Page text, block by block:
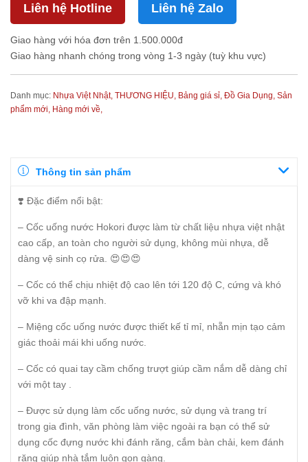
Liên hệ Hotline Liên hệ Zalo
Giao hàng với hóa đơn trên 1.500.000đ
Giao hàng nhanh chóng trong vòng 1-3 ngày (tuỳ khu vực)
Danh mục: Nhựa Việt Nhật, THƯƠNG HIỆU, Bảng giá sỉ, Đồ Gia Dụng, Sản
phẩm mới, Hàng mới về,
Thông tin sản phẩm
❣️ Đặc điểm nổi bật:
– Cốc uống nước Hokori được làm từ chất liệu nhựa việt nhật
cao cấp, an toàn cho người sử dụng, không mùi nhựa, dễ
dàng vệ sinh cọ rửa. 😍😍😍
– Cốc có thể chịu nhiệt độ cao lên tới 120 độ C, cứng và khó
vỡ khi va đập mạnh.
– Miệng cốc uống nước được thiết kế tỉ mỉ, nhẵn mịn tạo cảm
giác thoải mái khi uống nước.
– Cốc có quai tay cầm chống trượt giúp cầm nắm dễ dàng chỉ
với một tay .
– Được sử dụng làm cốc uống nước, sử dụng và trang trí
trong gia đình, văn phòng làm việc ngoài ra bạn có thể sử
dụng cốc đựng nước khi đánh răng, cắm bàn chải, kem đánh
răng giúp nhà tắm luôn gọn gàng.